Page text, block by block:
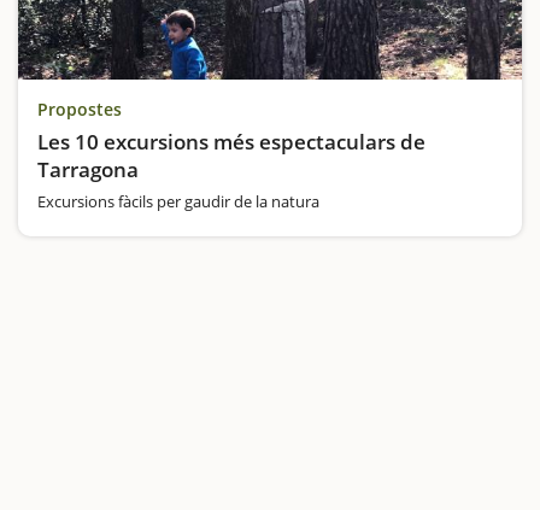
Propostes
Les 10 excursions més espectaculars de
Tarragona
Excursions fàcils per gaudir de la natura